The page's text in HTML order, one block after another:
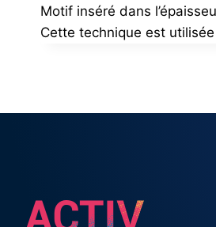
Motif inséré dans
Cette technique est